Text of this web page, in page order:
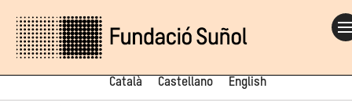
Català Castellano English